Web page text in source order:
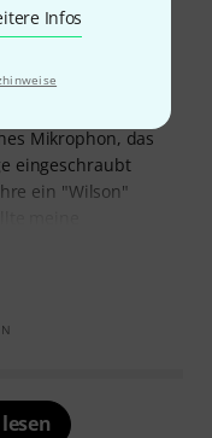
Infos
30 Jahren E-
mit
da war z.B.
Mikrophon, das
eingeschraubt
ein "Wilson"